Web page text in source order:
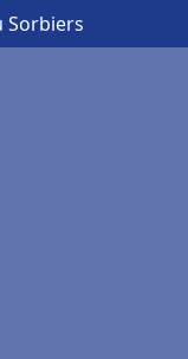
Sorbiers